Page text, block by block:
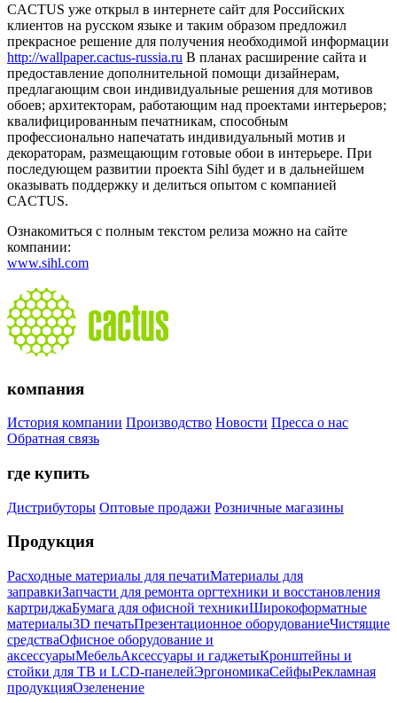
CACTUS уже открыл в интернете сайт для Российских
клиентов на русском языке и таким образом предложил
прекрасное решение для получения необходимой информации
http://wallpaper.cactus-russia.ru В планах расширение сайта и
предоставление дополнительной помощи дизайнерам,
предлагающим свои индивидуальные решения для мотивов
обоев; архитекторам, работающим над проектами интерьеров;
квалифицированным печатникам, способным
профессионально напечатать индивидуальный мотив и
декораторам, размещающим готовые обои в интерьере. При
последующем развитии проекта Sihl будет и в дальнейшем
оказывать поддержку и делиться опытом с компанией
CACTUS.
Ознакомиться с полным текстом релиза можно на сайте
компании:
www.sihl.com
компания
История компании Производство Новости Пресса о нас
Обратная связь
где купить
Дистрибуторы Оптовые продажи Розничные магазины
Продукция
Расходные материалы для печатиМатериалы для
заправкиЗапчасти для ремонта оргтехники и восстановления
картриджаБумага для офисной техникиШирокоформатные
материалы3D печатьПрезентационное оборудованиеЧистящие
средстваОфисное оборудование и
аксессуарыМебельАксессуары и гаджетыКронштейны и
стойки для ТВ и LCD-панелейЭргономикаСейфыРекламная
продукцияОзеленение